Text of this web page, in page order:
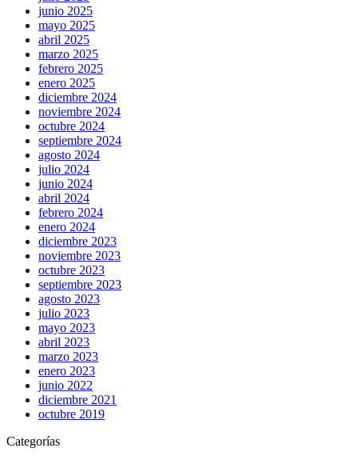
junio 2025
mayo 2025
abril 2025
marzo 2025
febrero 2025
enero 2025
diciembre 2024
noviembre 2024
octubre 2024
septiembre 2024
agosto 2024
julio 2024
junio 2024
abril 2024
febrero 2024
enero 2024
diciembre 2023
noviembre 2023
octubre 2023
septiembre 2023
agosto 2023
julio 2023
mayo 2023
abril 2023
marzo 2023
enero 2023
junio 2022
diciembre 2021
octubre 2019
Categorías